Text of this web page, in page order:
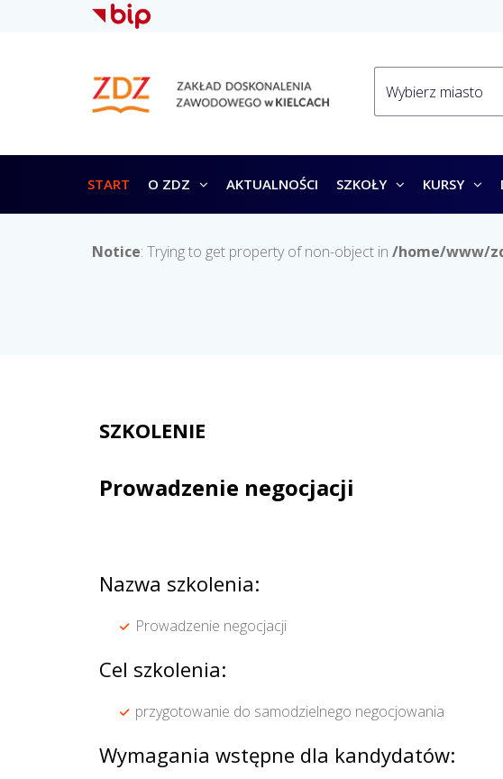
START O ZDZ AKTUALNOŚCI SZKOŁY KURSY
Notice: Trying to get property of non-object in /home/www/
SZKOLENIE
Prowadzenie negocjacji
Nazwa szkolenia:
Prowadzenie negocjacji
Cel szkolenia:
przygotowanie do samodzielnego negocjowania
Wymagania wstępne dla kandydatów: